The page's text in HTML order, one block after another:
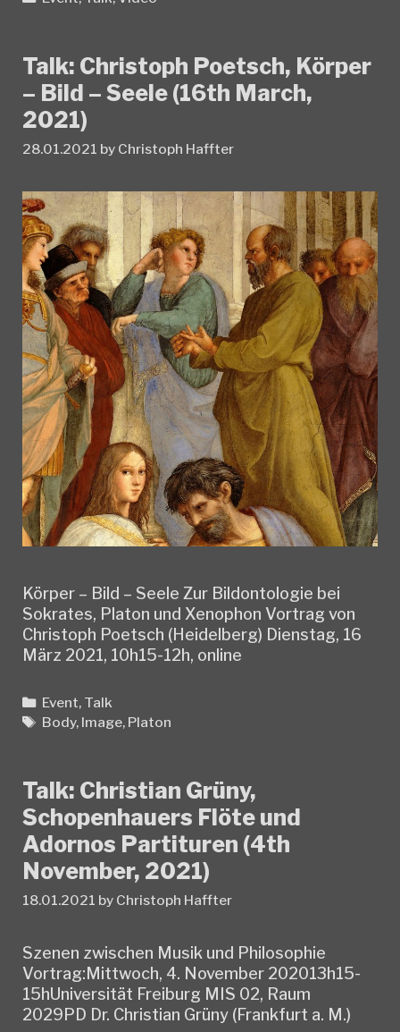
Talk: Christoph Poetsch, Körper
– Bild – Seele (16th March,
2021)
28.01.2021 by Christoph Haffter
Körper – Bild – Seele Zur Bildontologie bei
Sokrates, Platon und Xenophon Vortrag von
Christoph Poetsch (Heidelberg) Dienstag, 16
März 2021, 10h15-12h, online
Categories
Event, Talk
Tags
Body, Image, Platon
Talk: Christian Grüny,
Schopenhauers Flöte und
Adornos Partituren (4th
November, 2021)
18.01.2021 by Christoph Haffter
Szenen zwischen Musik und Philosophie
Vortrag:Mittwoch, 4. November 202013h15-
15hUniversität Freiburg MIS 02, Raum
2029PD Dr. Christian Grüny (Frankfurt a. M.)